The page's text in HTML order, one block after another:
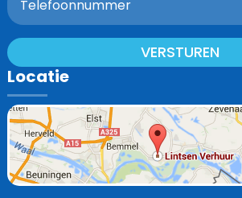
VERSTUREN
Locatie